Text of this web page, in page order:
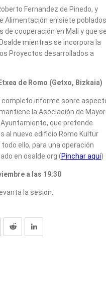
Fernandez de Pinedo, y
Alimentación en siete
de cooperación en Mali y que
mientras se incorpora la
Proyectos desarrollados a
de Romo (Getxo, Bizkaia)
completo informe sonre
la Asociación de
que pretende
al nuevo edificio Romo Kultur
ello, para una operación
en osalde.org (Pinchar aqui)
a las 19:30
la sesion.